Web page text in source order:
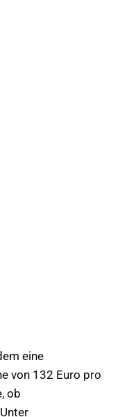
eine
von 132 Euro pro
ob